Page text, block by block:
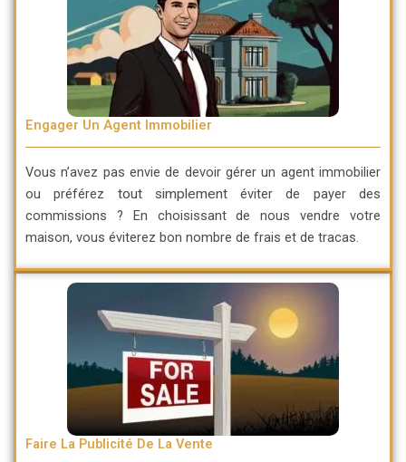
Faire La Publicité De La Vente
Engager Un Agent Immobilier
Vous n’avez pas envie de devoir gérer un agent immobilier
ou préférez tout simplementéviter de payer des
commissions ? En choisissant de nous vendre votre
maison, vous éviterez bon nombre de frais et de tracas.